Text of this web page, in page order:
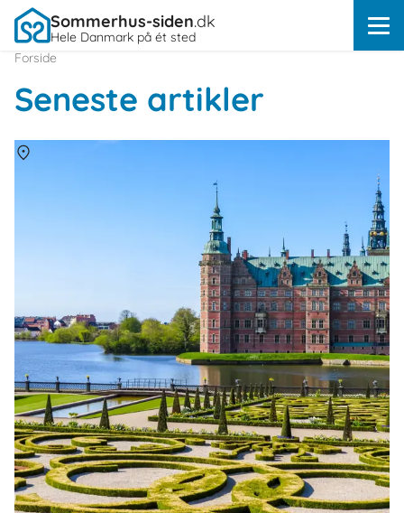
Sommerhus-siden.dk
Hele Danmark på ét sted
Forside
Seneste artikler